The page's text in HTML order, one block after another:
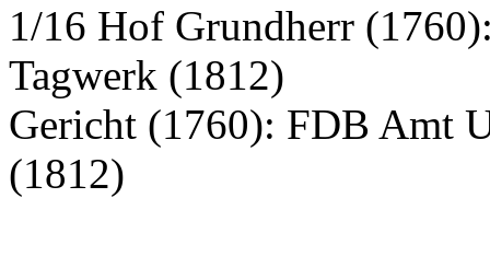
1/16 Hof Grundherr
Tagwerk (1812)
Gericht (1760): FDB Amt
(1812)